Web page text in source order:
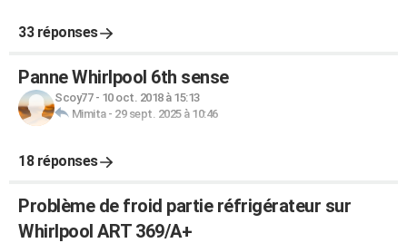
33 réponses
Panne Whirlpool 6th sense
Scoy77- 10 oct. 2018 à 15:13
Mimita- 29 sept. 2025 à 10:46
18 réponses
Problème de froid partie réfrigérateur sur
Whirlpool ART 369/A+